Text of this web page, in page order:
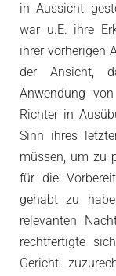
in Aussicht
war u.E. ihre
ihrer vorherigen
der Ansicht,
Anwendung
Richter in
Sinn ihres
müssen, um zu
für die
gehabt zu
relevanten
rechtfertigte
Gericht